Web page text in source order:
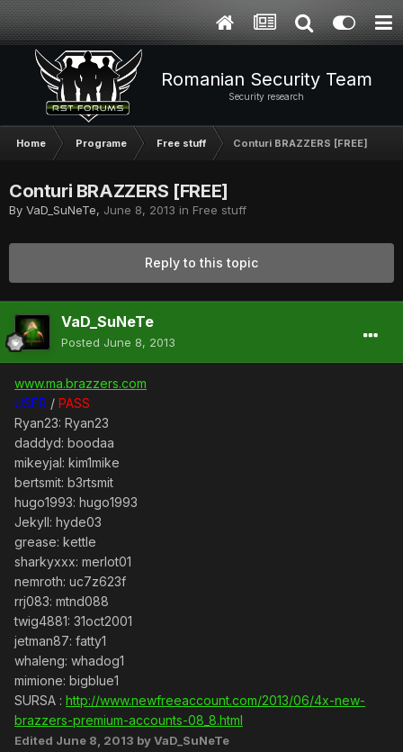
Romanian Security Team
Security research
Home Programe Free stuff Conturi BRAZZERS [FREE]
Conturi BRAZZERS [FREE]
By VaD_SuNeTe, June 8, 2013 in Free stuff
Reply to this topic
VaD_SuNeTe
Posted June 8, 2013
www.ma.brazzers.com
USER / PASS
Ryan23: Ryan23
daddyd: boodaa
mikeyjal: kim1mike
bertsmit: b3rtsmit
hugo1993: hugo1993
Jekyll: hyde03
grease: kettle
sharkyxxx: merlot01
nemroth: uc7z623f
rrj083: mtnd088
twig4881: 31oct2001
jetman87: fatty1
whaleng: whadog1
mimione: bigblue1
SURSA : http://www.newfreeaccount.com/2013/06/4x-new-
brazzers-premium-accounts-08_8.html
Edited June 8, 2013 by VaD_SuNeTe